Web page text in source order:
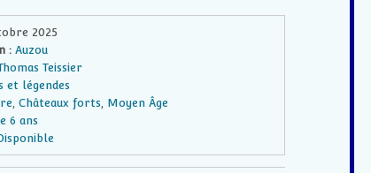
2025
: Auzou
Teissier
et légendes
,Châteaux forts Moyen Âge
6 ans